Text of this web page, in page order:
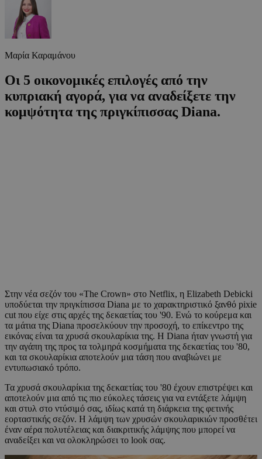
Μαρία Καραμάνου
Οι 5 οικονομικές επιλογές από την
κυπριακή αγορά, για να αναδείξετε την
κομψότητα της πριγκίπισσας Diana.
Στην νέα σεζόν του «The Crown» στο Netflix, η Elizabeth Debicki
υποδύεται την πριγκίπισσα Diana με το χαρακτηριστικό ξανθό pixie
cut που είχε στις αρχές της δεκαετίας του '90. Ενώ το κούρεμα και
τα μάτια της Diana προσελκύουν την προσοχή, το επίκεντρο της
εικόνας είναι τα χρυσά σκουλαρίκια της. Η Diana ήταν γνωστή για
την αγάπη της προς τα τολμηρά κοσμήματα της δεκαετίας του '80,
και τα σκουλαρίκια αποτελούν μια τάση που αναβιώνει με
εντυπωσιακό τρόπο.
Τα χρυσά σκουλαρίκια της δεκαετίας του '80 έχουν επιστρέψει και
αποτελούν μια από τις πιο εύκολες τάσεις για να εντάξετε λάμψη
και στυλ στο ντύσιμό σας, ιδίως κατά τη διάρκεια της φετινής
εορταστικής σεζόν. Η λάμψη των χρυσών σκουλαρικιών προσθέτει
έναν αέρα πολυτέλειας και διακριτικής λάμψης που μπορεί να
αναδείξει και να ολοκληρώσει το look σας.